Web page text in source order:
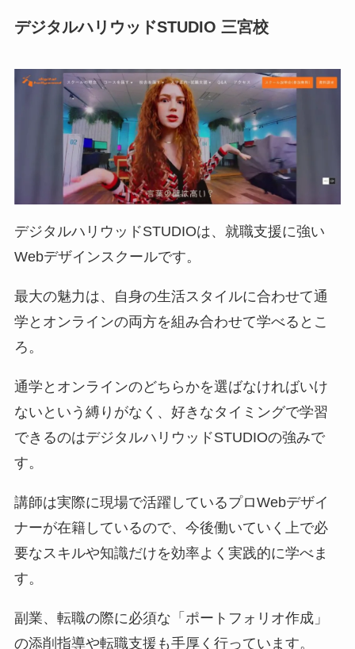
デジタルハリウッドSTUDIO 三宮校
デジタルハリウッドSTUDIOは、就職支援に強い
Webデザインスクールです。
最大の魅力は、自身の生活スタイルに合わせて通
学とオンラインの両方を組み合わせて学べるとこ
ろ。
通学とオンラインのどちらかを選ばなければいけ
ないという縛りがなく、好きなタイミングで学習
できるのはデジタルハリウッドSTUDIOの強みで
す。
講師は実際に現場で活躍しているプロWebデザイ
ナーが在籍しているので、今後働いていく上で必
要なスキルや知識だけを効率よく実践的に学べま
す。
副業、転職の際に必須な「ポートフォリオ作成」
の添削指導や転職支援も手厚く行っています。